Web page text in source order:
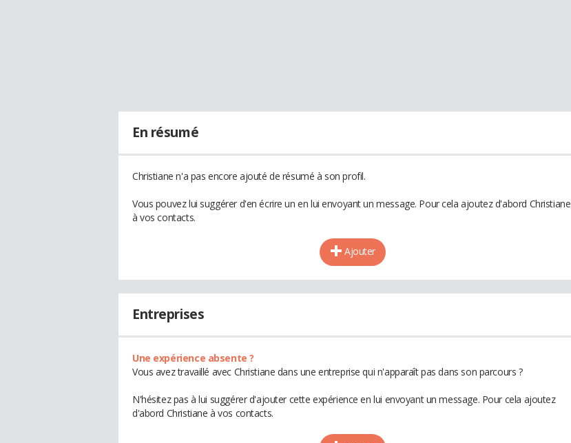
En résumé
Christiane n'a pas encore ajouté de résumé à son profil.
Vous pouvez lui suggérer d'en écrire un en lui envoyant un message. Pour cela ajoutez d'abord Christiane
à vos contacts.
Ajouter
Entreprises
Une expérience absente ?
Vous avez travaillé avec Christiane dans une entreprise qui n'apparaît pas dans son parcours ?
N'hésitez pas à lui suggérer d'ajouter cette expérience en lui envoyant un message. Pour cela ajoutez
d'abord Christiane à vos contacts.